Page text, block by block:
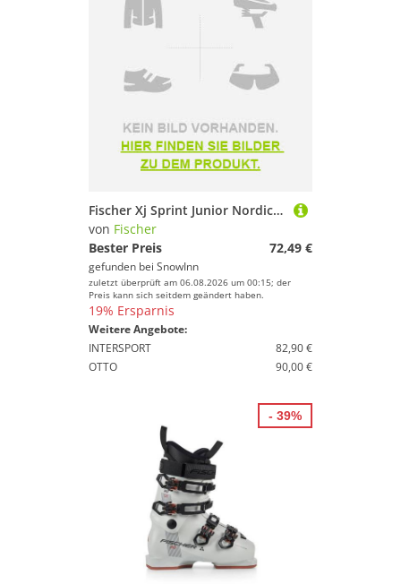
Fischer Xj Sprint Junior Nordic Ski Boots Schwarz 23.5 Kinder
von Fischer
Bester Preis
72,49 €
gefunden bei SnowInn
zuletzt überprüft am 06.08.2026 um 00:15; der
Preis kann sich seitdem geändert haben.
19% Ersparnis
Weitere Angebote:
INTERSPORT
82,90 €
OTTO
90,00 €
- 39%